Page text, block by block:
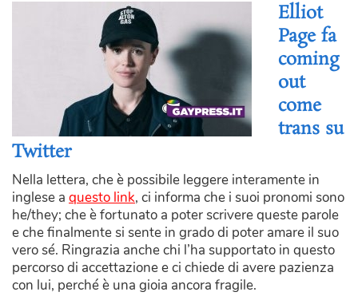
Elliot
Page fa
coming
out
come
trans su
Twitter
Nella lettera, che è possibile leggere interamente in
inglese a questo link, ci informa che i suoi pronomi sono
he/they; che è fortunato a poter scrivere queste parole
e che finalmente si sente in grado di poter amare il suo
vero sé. Ringrazia anche chi l’ha supportato in questo
percorso di accettazione e ci chiede di avere pazienza
con lui, perché è una gioia ancora fragile.